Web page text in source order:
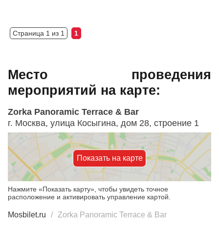
Страница 1 из 1 1
Место проведения
мероприятий на карте:
Zorka Panoramic Terrace & Bar
г. Москва, улица Косыгина, дом 28, строение 1
Показать на карте
Нажмите «Показать карту», чтобы увидеть точное
расположение и активировать управление картой.
Mosbilet.ru Zorka Panoramic Terrace & Bar